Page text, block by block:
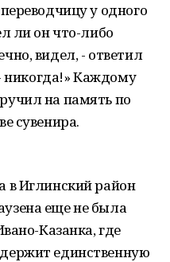
у одного
ли он что-либо
видел, - ответил
никогда!» Каждому
на память по
сувенира.
в Иглинский район
еще не была
Казанка, где
единственную